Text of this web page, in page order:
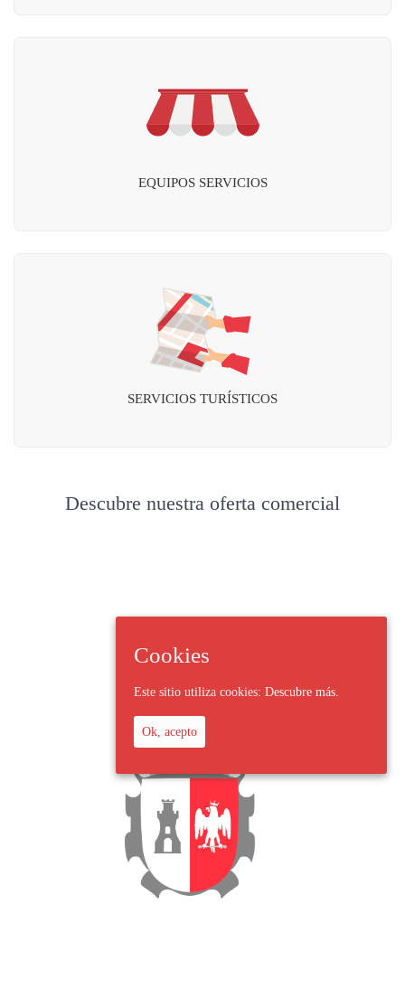
EQUIPOS SERVICIOS
SERVICIOS TURÍSTICOS
Descubre nuestra oferta comercial
Cookies
Este sitio utiliza cookies: Descubre más.
Ok, acepto